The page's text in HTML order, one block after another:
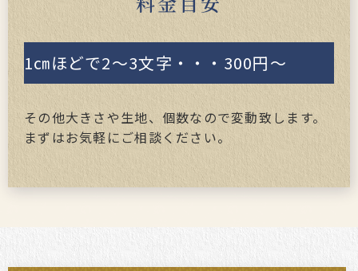
1㎝ほどで2～3文字・・・300円～
その他大きさや生地、個数なので変動致します。
まずはお気軽にご相談ください。